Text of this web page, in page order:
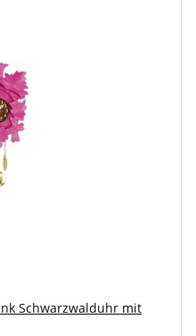
Schwarzwalduhr mit